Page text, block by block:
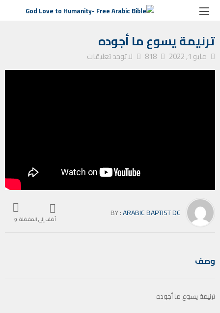
الصفحة الرئيسية ترانيم كنيسة ترنيمة يسوع ما أجوده
ترنيمة يسوع ما أجوده
مايو 1, 2022 818 لا توجد تعليقات
أضف إلى المفضلة 9
BY :ARABIC BAPTIST DC
وصف
ترنيمة يسوع ما أجوده